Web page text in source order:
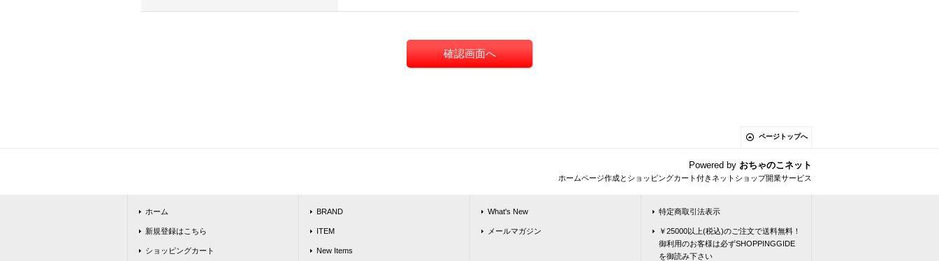
ページトップへ
Powered by おちゃのこネット
ホームページ作成とショッピングカート付きネットショップ開業サービス
ホーム
新規登録はこちら
ショッピングカート
BRAND
ITEM
New Items
What's New
メールマガジン
特定商取引法表示
￥25000以上(税込)のご注文で送料無料！
御利用のお客様は必ずSHOPPINGGIDE
を御読み下さい